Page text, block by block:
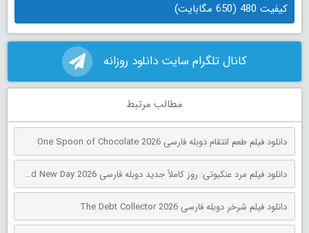
کیفیت 480 (650 مگابایت)
کانال تلگرام سایت دانلود روزانه
مطالب مرتبط
دانلود فیلم طعم انتقام دوبله فارسی One Spoon of Chocolate 2026
دانلود فیلم مرد عنکبوتی: روز کاملاً جدید دوبله فارسی Spider-Man: Brand New Day 2026
دانلود فیلم شرخر دوبله فارسی The Debt Collector 2026